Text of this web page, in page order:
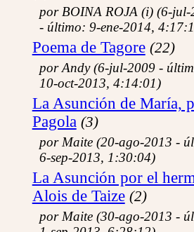
ejemplo, si se busca en la misma base de
católica" con el buscador simple,
resultados que si se lo busca en el
todos los registros donde está la palabra
registros donde está la palabra católica,
Una forma de limitar los resultados es
de la palabra, por ejemplo "Iglesia
buscará los registros donde estén las dos
estar en cualquier orden.
La búsqueda admite el uso de comillas
palabras y expresiones literales.
La búsqueda no distingue mayúsculas
sensible a los acentos (en el ejemplo:
mismos resultados).
por BOINA ROJA (i) (6-jul-
- último: 9-ene-2014,
Poema de Tagore (22)
por Andy (6-jul-2009 -
10-oct-2013, 4:14:01)
La Asunción de María,
Pagola (3)
por Maite (20-ago-2013 -
6-sep-2013, 1:30:04)
La Asunción por el
Alois de Taize (2)
por Maite (30-ago-2013 -